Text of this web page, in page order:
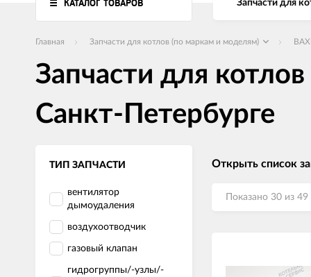
КАТАЛОГ ТОВАРОВ Запчасти для
Главная Запчасти для котлов (по маркам и моделям) BAXI
Запчасти для
Санкт-Петербурге
ТИП ЗАПЧАСТИ
вентилятор
дымоудаления
воздухоотводчик
газовый клапан
гидрогруппы/-узлы/-
Открыть список
Показано 30 из 49